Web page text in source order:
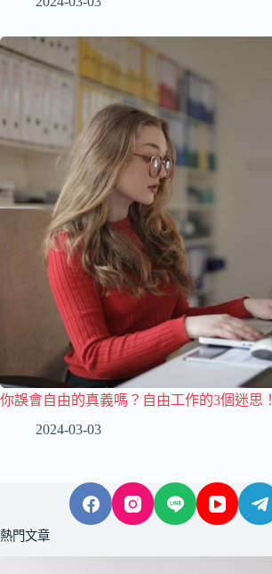
你誤會自由的真義嗎？自由工作的3個迷思！
2024-03-03
熱門文章